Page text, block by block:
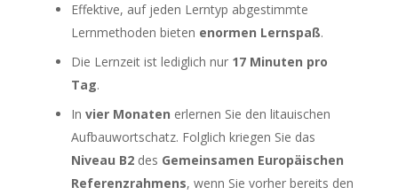
Effektive, auf jeden Lerntyp abgestimmte
Lernmethoden bieten enormen Lernspaß.
Die Lernzeit ist lediglich nur 17 Minuten pro
Tag.
In vier Monaten erlernen Sie den litauischen
Aufbauwortschatz. Folglich kriegen Sie das
Niveau B2des Gemeinsamen Europäischen
Referenzrahmens, wenn Sie vorher bereits den